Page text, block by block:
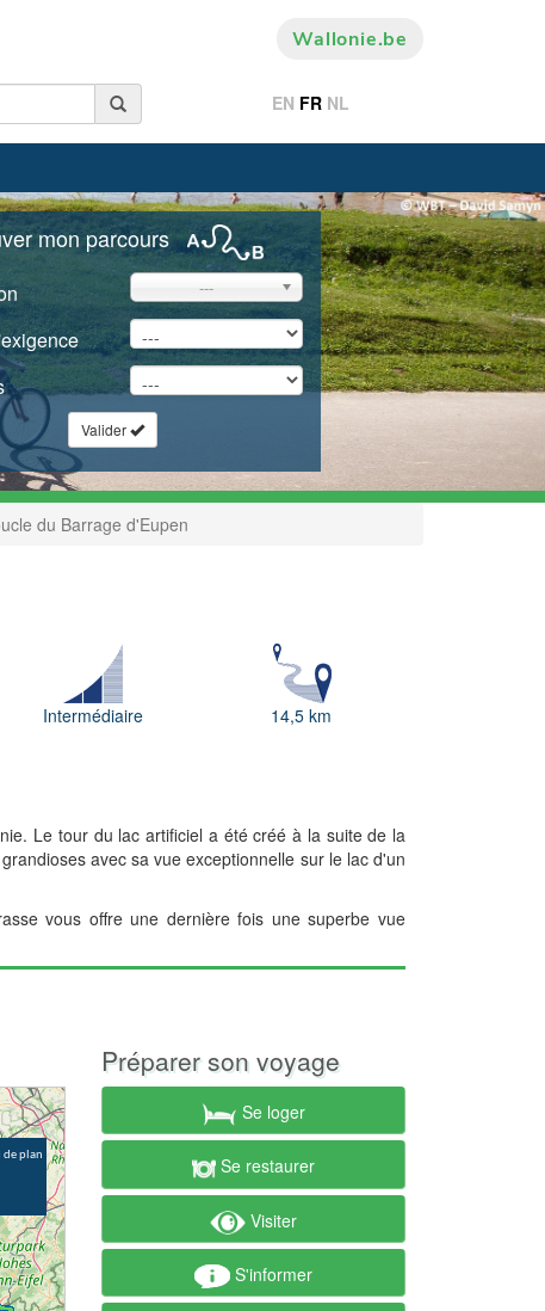
Wallonie.be
EN FR NL
mon parcours
---
Valider
du Barrage d'Eupen
Intermédiaire 14,5 km
Le tour du lac artificiel a été créé à la suite de la
avec sa vue exceptionnelle sur le lac d'un
vous offre une dernière fois une superbe vue
Préparer son voyage
Se loger
Se restaurer
Visiter
S'informer